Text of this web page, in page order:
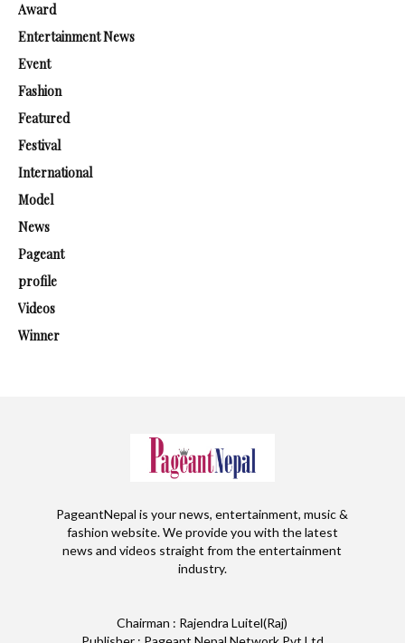
Award
Entertainment News
Event
Fashion
Featured
Festival
International
Model
News
Pageant
profile
Videos
Winner
PageantNepal is your news, entertainment, music &
fashion website. We provide you with the latest
news and videos straight from the entertainment
industry.
Chairman : Rajendra Luitel(Raj)